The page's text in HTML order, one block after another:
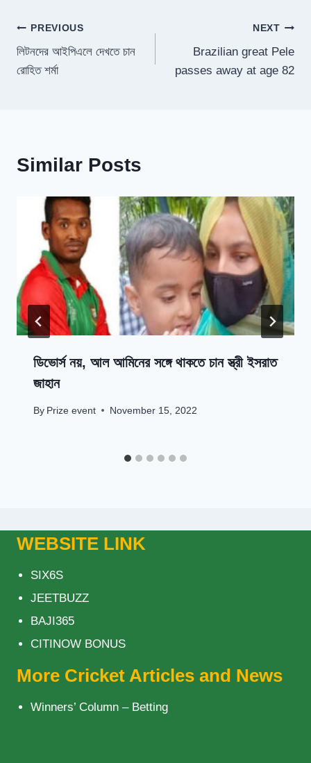
Post
navigation
PREVIOUS
লিটনদের আইপিএলে দেখতে চান
রোহিত শর্মা
NEXT
Brazilian great Pele
passes away at age 82
Similar Posts
ডিভোর্স নয়, আল আমিনের সঙ্গে থাকতে চান স্ত্রী ইসরাত
জাহান
By Prize event November 15, 2022
WEBSITE LINK
SIX6S
JEETBUZZ
BAJI365
CITINOW BONUS
More Cricket Articles and News
Winners’ Column – Betting